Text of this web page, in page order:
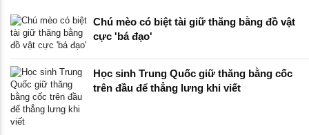
Chú mèo có biệt tài giữ thăng bằng đồ vật
cực 'bá đạo'
Học sinh Trung Quốc giữ thăng bằng cốc
trên đầu để thẳng lưng khi viết